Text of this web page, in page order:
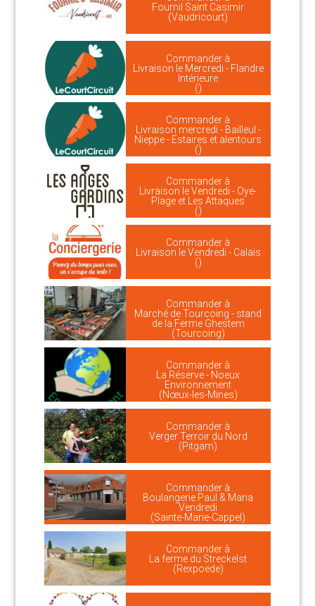
Fournil Saint Casimir
(Vaudricourt)
Commander à
Livraison le Mercredi - Flandre
Intérieure
()
Commander à
Livraison mercredi - Bailleul -
Nieppe - Estaires et alentours
()
Commander à
Livraison le Vendredi - Oye-
Plage et Les Attaques
()
Commander à
Livraison le Vendredi - Calais
()
Commander à
Marché de Tourcoing - stand
de la Ferme Ghestem
(Tourcoing)
Commander à
La Réserve - Noeux
Environnement
(Nœux-les-Mines)
Commander à
Verger Terroir du Nord
(Pitgam)
Commander à
Boulangerie Paul & Maria
Vendredi
(Sainte-Marie-Cappel)
Commander à
La ferme du Streckelst
(Rexpoëde)